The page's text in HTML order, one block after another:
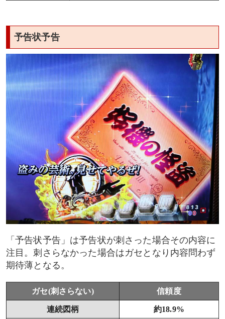
予告状予告
「予告状予告」は予告状が刺さった場合その内容に
注目。刺さらなかった場合はガセとなり内容問わず
期待薄となる。
ガセ(刺さらない) 信頼度
連続図柄 約18.9%